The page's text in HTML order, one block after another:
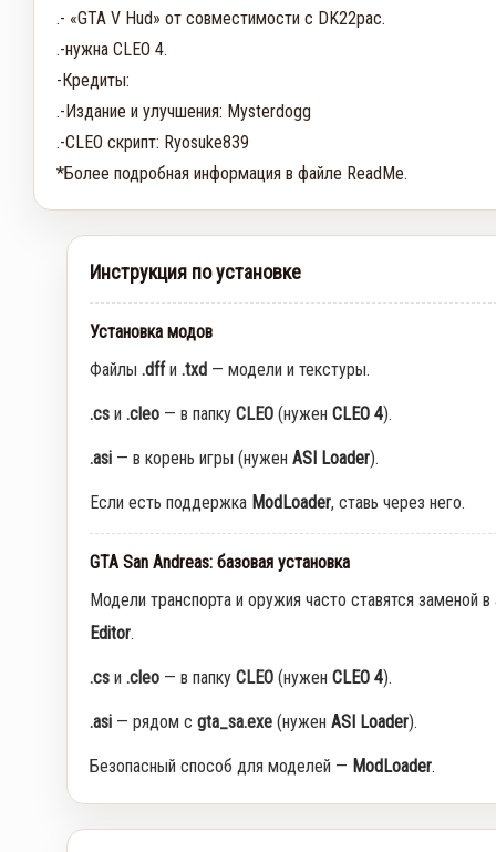
.- «GTA V Hud» от совместимости с DK22pac.
.-нужна CLEO 4.
-Кредиты:
.-Издание и улучшения: Mysterdogg
.-CLEO скрипт: Ryosuke839
*Более подробная информация в файле ReadMe.
Инструкция по установке
Установка модов
Файлы .dffи .txd — модели и текстуры.
.cs и .cleo — в папку CLEO (нужен CLEO 4).
.asi — в корень игры (нужен ASI Loader).
Если есть поддержка ModLoader, ставь через него.
GTA San Andreas: базовая установка
Модели транспорта и оружия часто ставятся заменой
Editor.
.cs и .cleo — в папку CLEO (нужен CLEO 4).
.asi — рядом с gta_sa.exe (нужен ASI Loader).
Безопасный способ для моделей — ModLoader.